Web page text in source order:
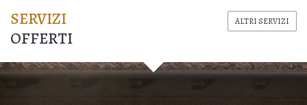
SERVIZI
OFFERTI
ALTRI SERVIZI